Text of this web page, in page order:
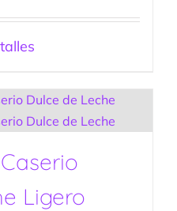
con5.00de
Ligero